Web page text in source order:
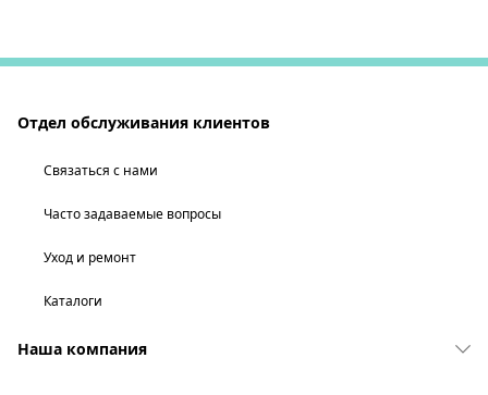
Отдел обслуживания клиентов
Связаться с нами
Часто задаваемые вопросы
Уход и ремонт
Каталоги
Наша компания